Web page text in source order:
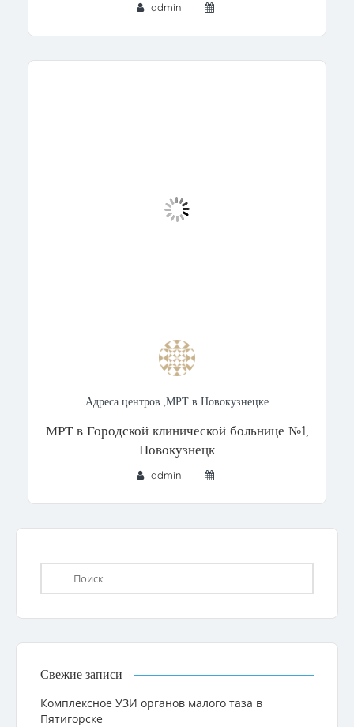
admin
Адреса центров ,МРТ в Новокузнецке
МРТ в Городской клинической больнице №1,
Новокузнецк
admin
Свежие записи
Комплексное УЗИ органов малого таза в
Пятигорске